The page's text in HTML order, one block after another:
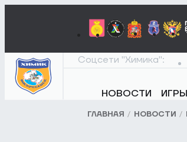
Соцсети "Химика":
ГЛАВНАЯ НОВОСТИ